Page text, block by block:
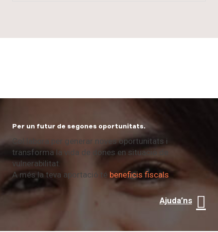
Per un futur de segones oportunitats.
Col·labora per generar noves oportunitats i
transforma la vida de dones en situació de
vulnerabilitat.
A més la teva aportació té beneficis fiscals
Ajuda’ns